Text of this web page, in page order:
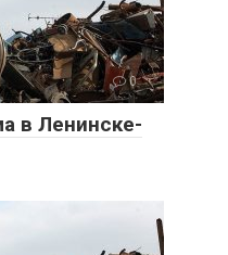
0
в Ленинске-